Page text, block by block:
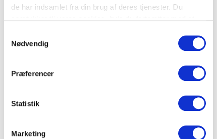
de har indsamlet fra din brug af deres tjenester. Du
Nødvendig
Præferencer
Statistik
Marketing